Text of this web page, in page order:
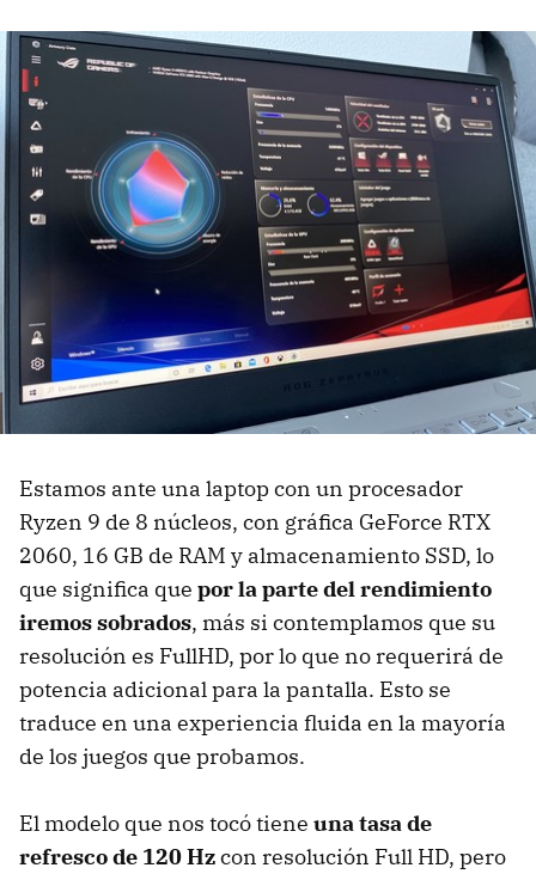
Estamos ante una laptop con un procesador
Ryzen 9 de 8 núcleos, con gráfica GeForce RTX
2060, 16 GB de RAM y almacenamiento SSD, lo
que significa que por la parte del rendimiento
iremos sobrados, más si contemplamos que su
resolución es FullHD, por lo que no requerirá de
potencia adicional para la pantalla. Esto se
traduce en una experiencia fluida en la mayoría
de los juegos que probamos.
El modelo que nos tocó tiene una tasa de
refresco de 120 Hzcon resolución Full HD, pero